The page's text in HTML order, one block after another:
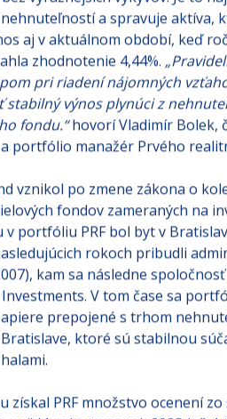
(PRF) bol vytvorený
výraznejších výkyvov. Je to
a spravuje aktíva,
aj v aktuálnom období, keď
zhodnotenie 4,44%.
pri riadení nájomných
stabilný výnos plynúci z
a portfólio manažér Prvého
vznikol po zmene zákona o
fondov zameraných na
portfóliu PRF bol byt v
rokoch pribudli
kam sa následne
V tom čase sa
prepojené s trhom